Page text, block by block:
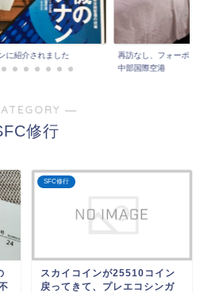
に紹介されました
再訪なし、フォーポイ
中部国際空港
―
修行
SFC修行
スカイコインが25510コイン
戻ってきて、プレエコシンガ